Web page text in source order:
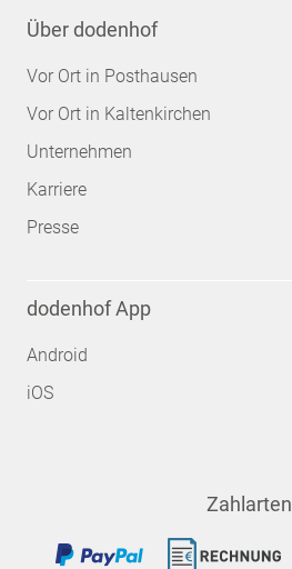
Über dodenhof
Vor Ort in Posthausen
Vor Ort in Kaltenkirchen
Unternehmen
Karriere
Presse
dodenhof App
Android
iOS
Zahlarten